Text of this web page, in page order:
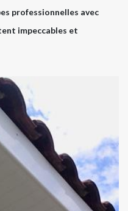
professionnelles avec
impeccables et